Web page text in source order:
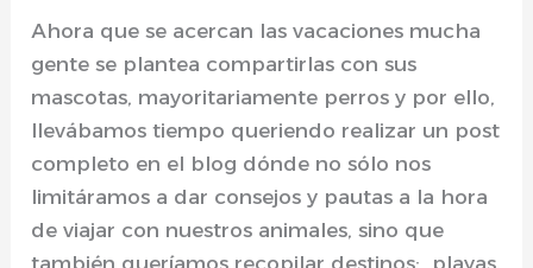
Ahora que se acercan las vacaciones mucha
gente se plantea compartirlas con sus
mascotas, mayoritariamente perros y por ello,
llevábamos tiempo queriendo realizar un post
completo en el blog dónde no sólo nos
limitáramos a dar consejos y pautas a la hora
de viajar con nuestros animales, sino que